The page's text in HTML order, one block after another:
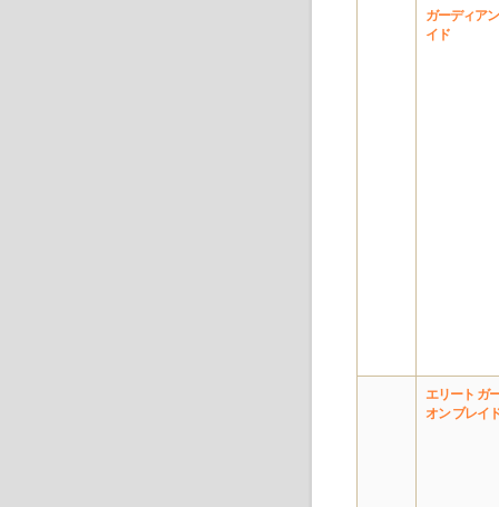
ガーディア
イド
エリート ガ
オン ブレイ